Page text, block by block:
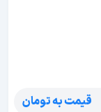
قیمت به تومان